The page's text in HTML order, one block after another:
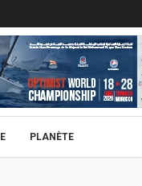
PLANÈTE